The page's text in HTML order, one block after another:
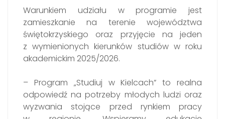
Warunkiem udziału w programie jest
zamieszkanie na terenie województwa
świętokrzyskiego oraz przyjęcie na jeden
z wymienionych kierunków studiów w roku
akademickim 2025/2026.
– Program „Studiuj w Kielcach” to realna
odpowiedź na potrzeby młodych ludzi oraz
wyzwania stojące przed rynkiem pracy